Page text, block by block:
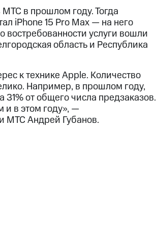
в прошлом году. Тогда
iPhone 15 Pro Max — на него
востребованности услуги вошли
область и Республика
к технике Apple. Количество
Например, в прошлом году,
31% от общего числа предзаказов.
и в этом году», —
МТС Андрей Губанов.